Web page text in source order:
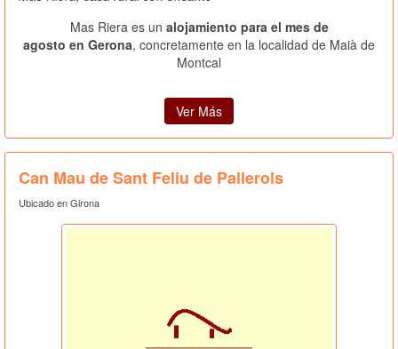
Mas Riera es un alojamiento para el mes de
agosto en Gerona, concretamente en la localidad de Maià de
Montcal
Ver Más
Can Mau de Sant Feliu de Pallerols
Ubicado en Girona